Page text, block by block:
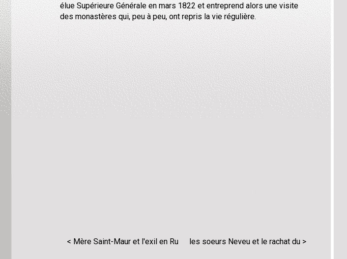
élue Supérieure Générale en mars 1822 et entreprend alors une visite
des monastères qui, peu à peu, ont repris la vie régulière.
< Mère Saint-Maur et l'exil en Ru les soeurs Neveu et le rachat du >